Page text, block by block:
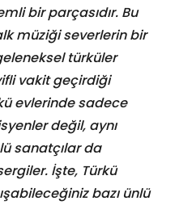
bir parçasıdır. Bu
müziği severlerin bir
türküler
vakit geçirdiği
evlerinde sadece
değil, aynı
sanatçılar da
İşte, Türkü
bazı ünlü